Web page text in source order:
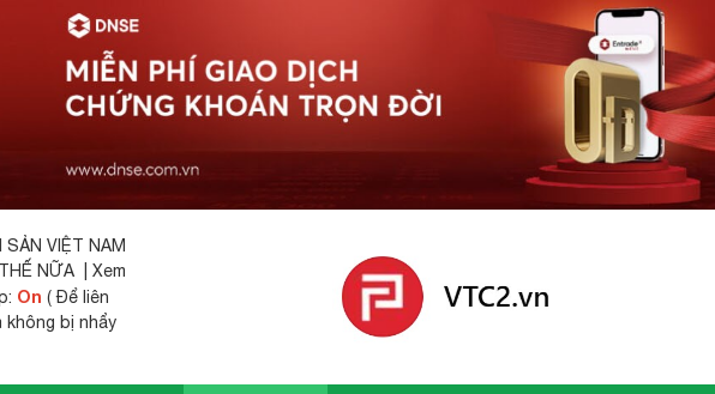
VIỆT NAM
NỮA | Xem
On ( Để liên
không bị nhẩy